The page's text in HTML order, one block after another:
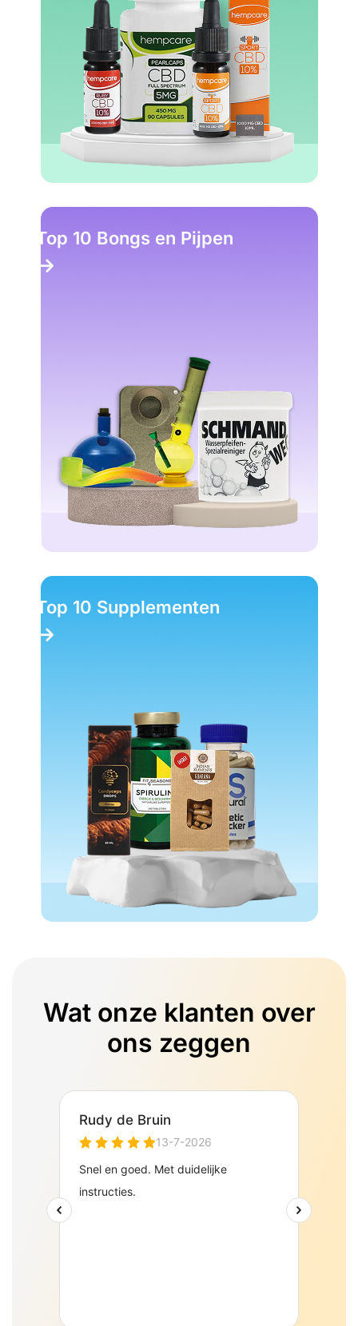
Top 10 Bongs en Pijpen
Top 10 Supplementen
Wat onze klanten over
ons zeggen